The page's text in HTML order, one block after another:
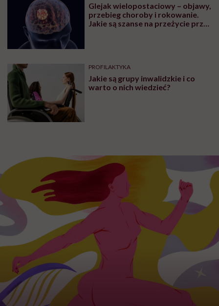
Glejak wielopostaciowy – objawy,
przebieg choroby i rokowanie.
Jakie są szanse na przeżycie przy
PROFILAKTYKA
Jakie są grupy inwalidzkie i co
warto o nich wiedzieć?